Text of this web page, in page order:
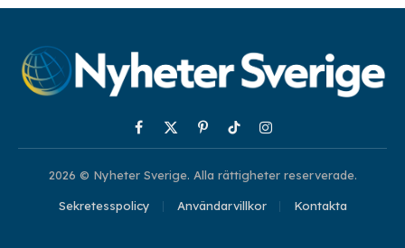
Facebook
X
(Twitter)
PinterestTikTokInstagram
2026 © Nyheter Sverige. Alla rättigheter reserverade.
Sekretesspolicy Användarvillkor Kontakta